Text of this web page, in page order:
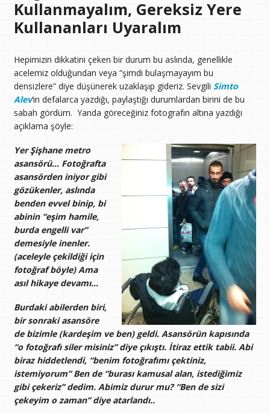
Kullanmayalım, Gereksiz Yere
Kullananları Uyaralım
Hepimizin dikkatini çeken bir durum bu aslında, genellikle
acelemiz olduğundan veya “şimdi bulaşmayayım bu
densizlere” diye düşünerek uzaklaşıp gideriz. Sevgili Simto
Alev‘in defalarca yazdığı, paylaştığı durumlardan birini de bu
sabah gördüm. Yanda göreceğiniz fotografın altına yazdığı
açıklama şöyle:
Yer Şişhane metro
asansörü… Fotoğrafta
asansörden iniyor gibi
gözükenler, aslında
benden evvel binip, bi
abinin “eşim hamile,
burda engelli var”
demesiyle inenler.
(aceleyle çekildiği için
fotoğraf böyle) Ama
asıl hikaye devamı…
Burdaki abilerden biri,
bir sonraki asansöre
de bizimle (kardeşim ve ben) geldi. Asansörün kapısında
“o fotoğrafı siler misiniz” diye çıkıştı. İtiraz ettik tabii. Abi
biraz hiddetlendi, “benim fotoğrafımı çektiniz,
istemiyorum” Ben de “burası kamusal alan, istediğimiz
gibi çekeriz” dedim. Abimiz durur mu? “Ben de sizi
çekeyim o zaman” diye atarlandı..